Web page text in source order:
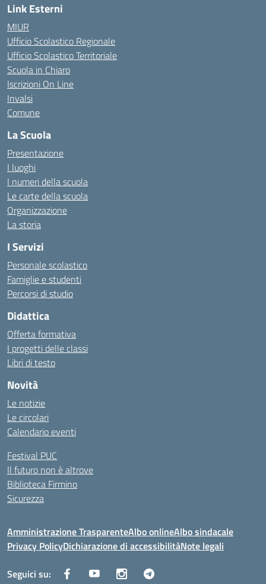
Link Esterni
MIUR
Ufficio Scolastico Regionale
Ufficio Scolastico Territoriale
Scuola in Chiaro
Iscrizioni On Line
Invalsi
Comune
La Scuola
Presentazione
I luoghi
I numeri della scuola
Le carte della scuola
Organizzazione
La storia
I Servizi
Personale scolastico
Famiglie e studenti
Percorsi di studio
Didattica
Offerta formativa
I progetti delle classi
Libri di testo
Novità
Le notizie
Le circolari
Calendario eventi
Festival PUC
Il futuro non è altrove
Biblioteca Firmino
Sicurezza
Amministrazione TrasparenteAlbo onlineAlbo sindacale
Privacy PolicyDichiarazione di accessibilitàNote legali
Seguici su: